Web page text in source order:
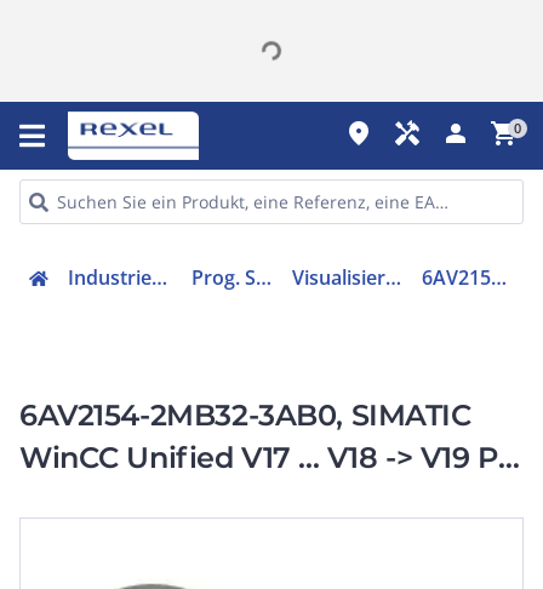
place handyman person shopping_cart0
Industriekomponenten Prog. Steuerungen Visualisierungs-Software 6AV21542MB323AB0
6AV2154-2MB32-3AB0, SIMATIC
WinCC Unified V17 ... V18 -> V19 PC